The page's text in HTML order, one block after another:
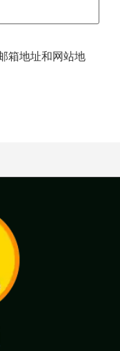
箱地址和网站地